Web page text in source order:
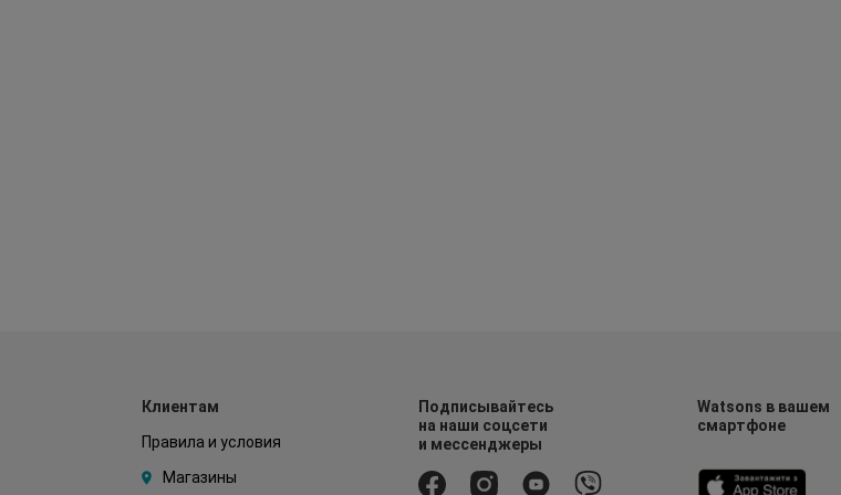
Клиентам
Правила и условия
Магазины
Подписывайтесь
на наши соцсети
и мессенджеры
Watsons в вашем
смартфоне